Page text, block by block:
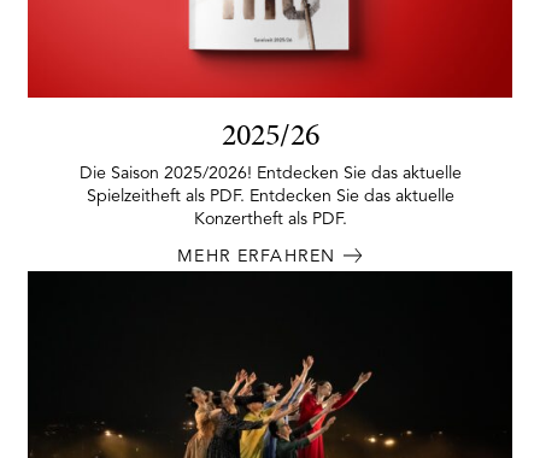
2025/26
Die Saison 2025/2026! Entdecken Sie das aktuelle
Spielzeitheft als PDF. Entdecken Sie das aktuelle
Konzertheft als PDF.
MEHR ERFAHREN